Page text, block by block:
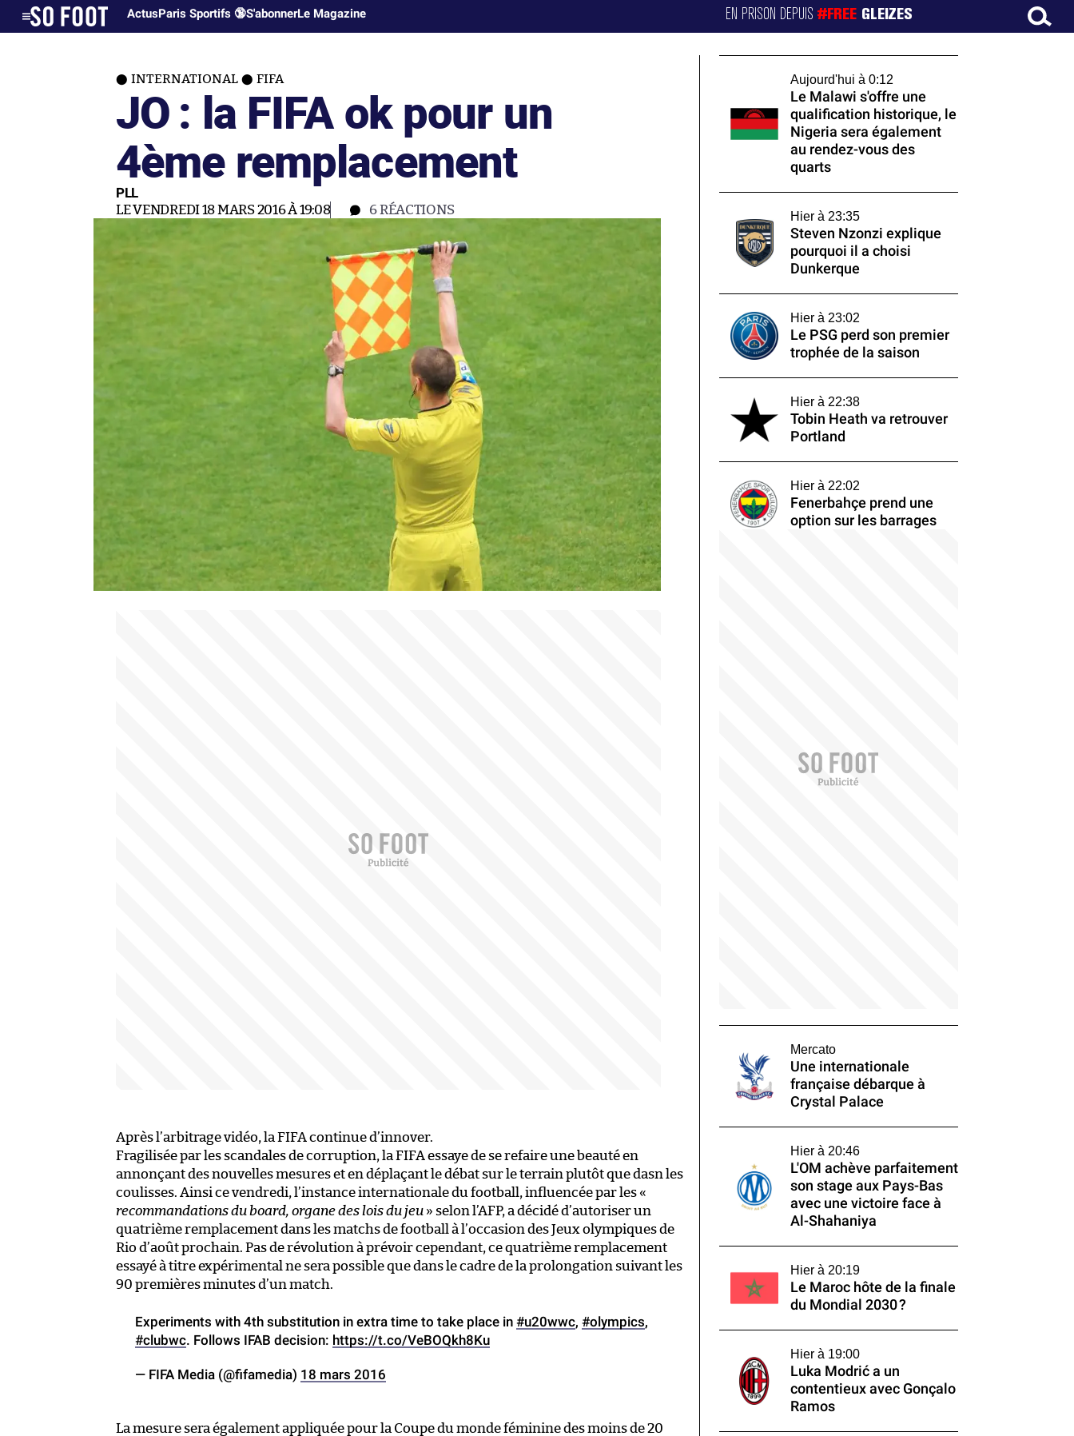
ActusParis Sportifs 🔞S'abonnerLe Magazine EN PRISON DEPUIS#FREE GLEIZES
INTERNATIONAL FIFA
JO : la FIFA ok pour un
4ème remplacement
PLL
LE VENDREDI 18 MARS 2016 À 19:08 6RÉACTIONS
Après l’arbitrage vidéo, la FIFA continue d’innover.
Fragilisée par les scandales de corruption, la FIFA essaye de se refaire une beauté en
annonçant des nouvelles mesures et en déplaçant le débat sur le terrain plutôt que dasn les
coulisses. Ainsi ce vendredi, l’instance internationale du football, influencée par les «
recommandations du board, organe des lois du jeu » selon l’AFP, a décidé d’autoriser un
quatrième remplacement dans les matchs de football à l’occasion des Jeux olympiques de
Rio d’août prochain. Pas de révolution à prévoir cependant, ce quatrième remplacement
essayé à titre expérimental ne sera possible que dans le cadre de la prolongation suivant les
90 premières minutes d’un match.
Experiments with 4th substitution in extra time to take place in #u20wwc, #olympics,
#clubwc. Follows IFAB decision: https://t.co/VeBOQkh8Ku
— FIFA Media (@fifamedia) 18 mars 2016
La mesure sera également appliquée pour la Coupe du monde féminine des moins de 20
Aujourd'hui à 0:12
Le Malawi s'offre une
qualification historique, le
Nigeria sera également
au rendez-vous des
quarts
Hier à 23:35
Steven Nzonzi explique
pourquoi il a choisi
Dunkerque
Hier à 23:02
Le PSG perd son premier
trophée de la saison
Hier à 22:38
Tobin Heath va retrouver
Portland
Hier à 22:02
Fenerbahçe prend une
option sur les barrages
Mercato
Une internationale
française débarque à
Crystal Palace
Hier à 20:46
L'OM achève parfaitement
son stage aux Pays-Bas
avec une victoire face à
Al-Shahaniya
Hier à 20:19
Le Maroc hôte de la finale
du Mondial 2030 ?
Hier à 19:00
Luka Modrić a un
contentieux avec Gonçalo
Ramos